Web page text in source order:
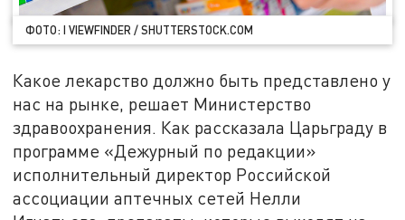
ФОТО: I VIEWFINDER / SHUTTERSTOCK.COM
Какое лекарство должно быть представлено у
нас на рынке, решает Министерство
здравоохранения. Как рассказала Царьграду в
программе «Дежурный по редакции»
исполнительный директор Российской
ассоциации аптечных сетей Нелли